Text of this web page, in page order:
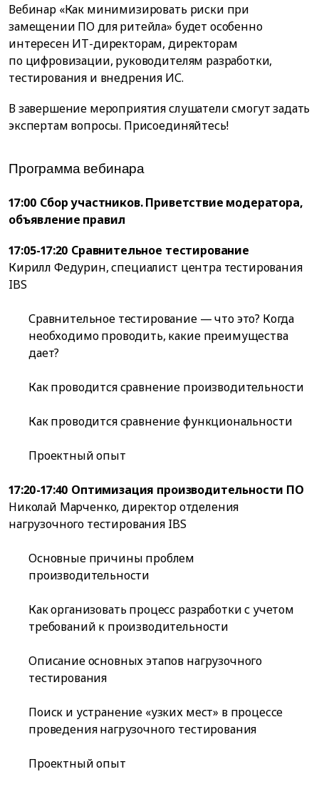
Вебинар «Как минимизировать риски при
замещении ПО для ритейла» будет особенно
интересен ИТ-директорам, директорам
по цифровизации, руководителям разработки,
тестирования и внедрения ИС.
В завершение мероприятия слушатели смогут задать
экспертам вопросы. Присоединяйтесь!
Программа вебинара
17:00 Сбор участников. Приветствие модератора,
объявление правил
17:05-17:20 Сравнительное тестирование
Кирилл Федурин, специалист центра тестирования
IBS
Сравнительное тестирование — что это? Когда
необходимо проводить, какие преимущества
дает?
Как проводится сравнение производительности
Как проводится сравнение функциональности
Проектный опыт
17:20-17:40 Оптимизация производительности ПО
Николай Марченко, директор отделения
нагрузочного тестирования IBS
Основные причины проблем
производительности
Как организовать процесс разработки с учетом
требований к производительности
Описание основных этапов нагрузочного
тестирования
Поиск и устранение «узких мест» в процессе
проведения нагрузочного тестирования
Проектный опыт